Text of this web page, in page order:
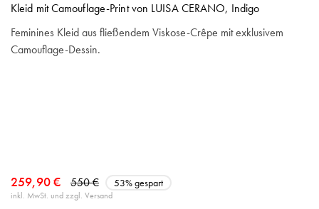
Kleid mit Camouflage-Print von LUISA CERANO, Indigo
Feminines Kleid aus fließendem Viskose-Crêpe mit exklusivem
Camouflage-Dessin.
259,90 € 550 € 53% gespart
inkl. MwSt. und zzgl. Versand